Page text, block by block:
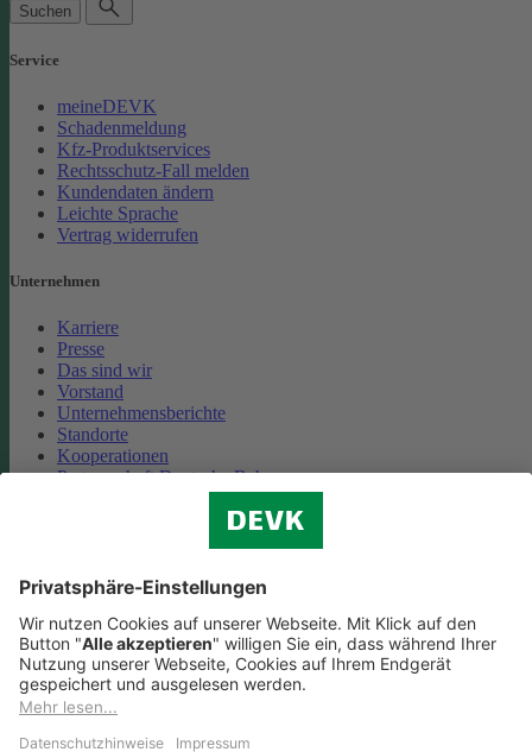
Suchen
Service
meineDEVK
Schadenmeldung
Kfz-Produktservices
Rechtsschutz-Fall melden
Kundendaten ändern
Leichte Sprache
Vertrag widerrufen
Unternehmen
Karriere
Presse
Das sind wir
Vorstand
Unternehmensberichte
Standorte
Kooperationen
Partnerschaft Deutsche Bahn
Cookie-Einstellungen
Datenschutz
Impressum
Streitbeilegung